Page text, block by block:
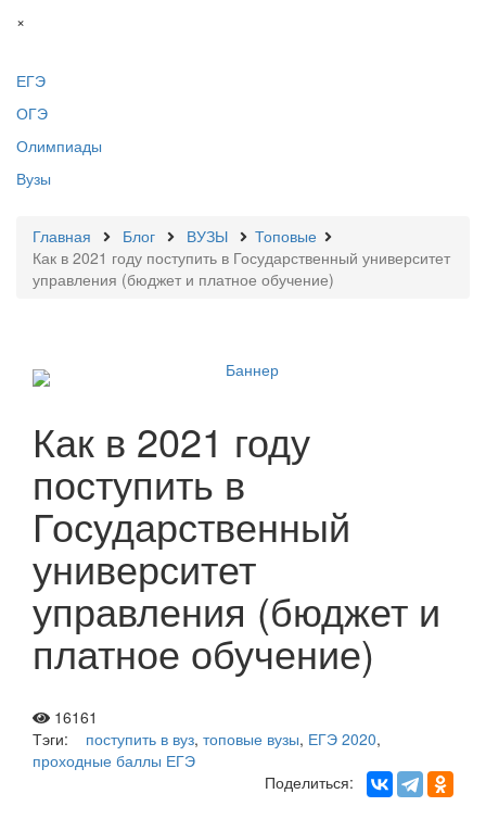
×
ЕГЭ
ОГЭ
Олимпиады
Вузы
Главная Блог ВУЗЫ
Топовые
Как в 2021 году поступить в Государственный университет
управления (бюджет и платное обучение)
Как в 2021 году
поступить в
Государственный
университет
управления (бюджет и
платное обучение)
16161
Тэги:
поступить в вуз, топовые вузы, ЕГЭ 2020,
проходные баллы ЕГЭ
Поделиться: